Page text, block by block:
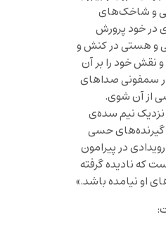
و شاخک‌های
در خود پرورش
و هستی در کنش و
نقش خود را بر آن
سمفونی صداهای
از آن شوی.
نزدیک نیم سده‌ی
گیرنده‌های حسی
در پیرامون
که نادیده گرفته
او نیامده باشد.»